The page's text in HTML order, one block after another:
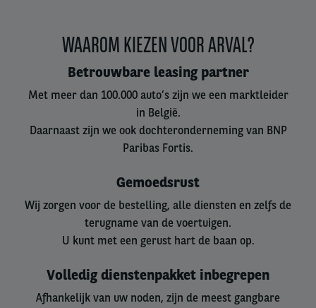
WAAROM KIEZEN VOOR ARVAL?
Betrouwbare leasing partner
Met meer dan 100.000 auto’s zijn we een marktleider
in België.
Daarnaast zijn we ook dochteronderneming van BNP
Paribas Fortis.
Gemoedsrust
Wij zorgen voor de bestelling, alle diensten en zelfs de
terugname van de voertuigen.
U kunt met een gerust hart de baan op.
Volledig dienstenpakket inbegrepen
Afhankelijk van uw noden, zijn de meest gangbare